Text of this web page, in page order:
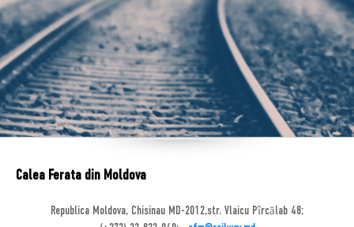
Calea Ferata din Moldova
Republica Moldova, Chisinau MD-2012,str. Vlaicu Pîrcălab 48;